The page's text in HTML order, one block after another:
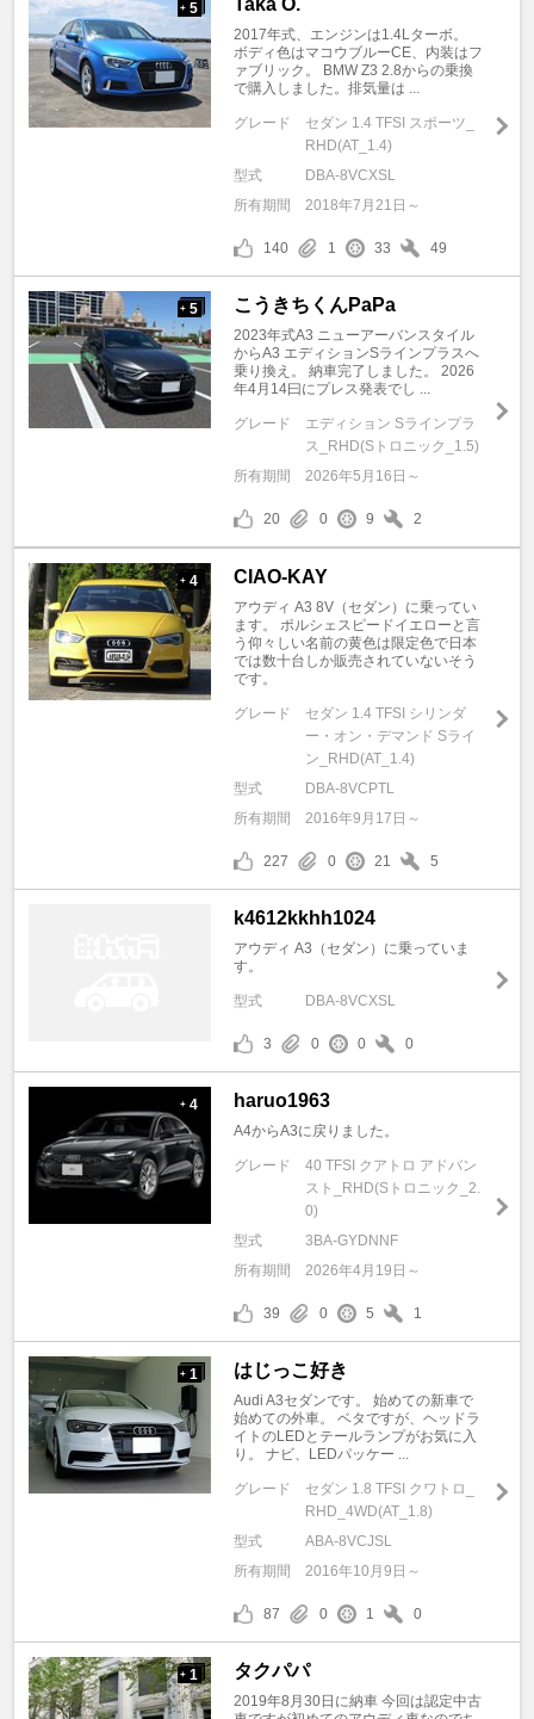
+ 5 Taka O.
2017年式、エンジンは1.4Lターボ。
ボディ色はマコウブルーCE、内装はフ
ァブリック。 BMW Z3 2.8からの乗換
で購入しました。排気量は ...
グレード
セダン 1.4 TFSI スポーツ_
RHD(AT_1.4)
型式
DBA-8VCXSL
所有期間
2018年7月21日～
140 1 33 49
+ 5 こうきちくんPaPa
2023年式A3 ニューアーバンスタイル
からA3 エディションSラインプラスへ
乗り換え。 納車完了しました。 2026
年4月14曰にプレス発表でし ...
グレード
エディション Sラインプラ
ス_RHD(Sトロニック_1.5)
所有期間
2026年5月16日～
20 0 9 2
+ 4 CIAO-KAY
アウディ A3 8V（セダン）に乗ってい
ます。 ポルシェスピードイエローと言
う仰々しい名前の黄色は限定色で日本
では数十台しか販売されていないそう
です。
グレード
セダン 1.4 TFSI シリンダ
ー・オン・デマンド Sライ
ン_RHD(AT_1.4)
型式
DBA-8VCPTL
所有期間
2016年9月17日～
227 0 21 5
k4612kkhh1024
アウディ A3（セダン）に乗っていま
す。
型式 DBA-8VCXSL
3 0 0 0
+ 4 haruo1963
A4からA3に戻りました。
グレード
40 TFSI クアトロ アドバン
スト_RHD(Sトロニック_2.
0)
型式
3BA-GYDNNF
所有期間
2026年4月19日～
39 0 5 1
+ 1 はじっこ好き
Audi A3セダンです。 始めての新車で
始めての外車。 ベタですが、ヘッドラ
イトのLEDとテールランプがお気に入
り。 ナビ、LEDパッケー ...
グレード
セダン 1.8 TFSI クワトロ_
RHD_4WD(AT_1.8)
型式
ABA-8VCJSL
所有期間
2016年10月9日～
87 0 1 0
+ 1 タクパパ
2019年8月30日に納車 今回は認定中古